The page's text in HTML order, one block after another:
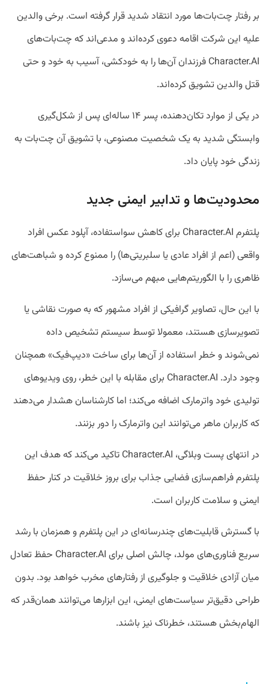
بر رفتار چت‌بات‌ها مورد انتقاد شدید قرار گرفته است. برخی والدین
علیه این شرکت اقامه دعوی کرده‌اند و مدعی‌اند که چت‌بات‌های
Character.AI فرزندان آن‌ها را به خودکشی، آسیب به خود و حتی
قتل والدین تشویق کرده‌اند.
در یکی از موارد تکان‌دهنده، پسر ۱۴ ساله‌ای پس از شکل‌گیری
وابستگی شدید به یک شخصیت مصنوعی، با تشویق آن چت‌بات به
زندگی خود پایان داد.
محدودیت‌ها و تدابیر ایمنی جدید
پلتفرم Character.AI برای کاهش سواستفاده، آپلود عکس افراد
واقعی (اعم از افراد عادی یا سلبریتی‌ها) را ممنوع کرده و شباهت‌های
ظاهری را با الگوریتم‌هایی مبهم می‌سازد.
با این حال، تصاویر گرافیکی از افراد مشهور که به صورت نقاشی یا
تصویرسازی هستند، معمولا توسط سیستم تشخیص داده
نمی‌شوند و خطر استفاده از آن‌ها برای ساخت «دیپ‌فیک» همچنان
وجود دارد. Character.AI برای مقابله با این خطر، روی ویدیوهای
تولیدی خود واترمارک اضافه می‌کند؛ اما کارشناسان هشدار می‌دهند
که کاربران ماهر می‌توانند این واترمارک را دور بزنند.
در انتهای پست وبلاگی، Character.AI تاکید می‌کند که هدف این
پلتفرم فراهم‌سازی فضایی جذاب برای بروز خلاقیت در کنار حفظ
ایمنی و سلامت کاربران است.
با گسترش قابلیت‌های چندرسانه‌ای در این پلتفرم و همزمان با رشد
سریع فناوری‌های مولد، چالش اصلی برای Character.AI حفظ تعادل
میان آزادی خلاقیت و جلوگیری از رفتارهای مخرب خواهد بود. بدون
طراحی دقیق‌تر سیاست‌های ایمنی، این ابزارها می‌توانند همان‌قدر که
الهام‌بخش هستند، خطرناک نیز باشند.